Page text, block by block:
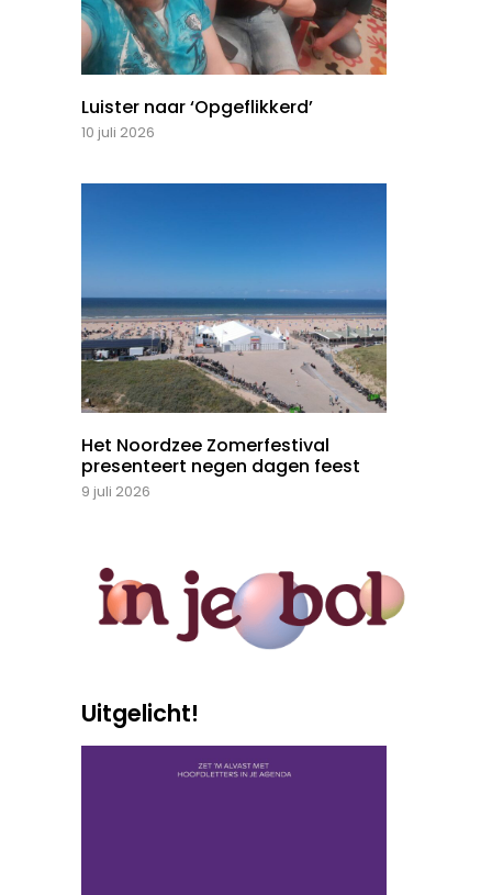
Luister naar ‘Opgeflikkerd’
10 juli 2026
Het Noordzee Zomerfestival
presenteert negen dagen feest
9 juli 2026
Uitgelicht!